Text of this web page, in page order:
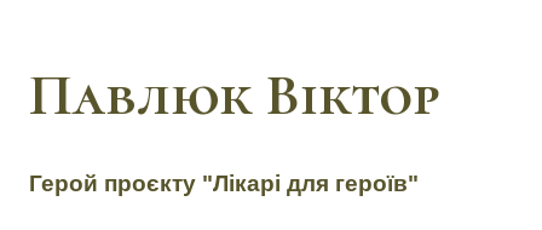
Павлюк Віктор
Герой проєкту "Лікарі для героїв"